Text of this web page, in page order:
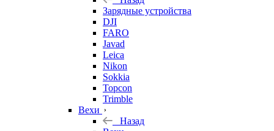
Зарядные устройства
DJI
FARO
Javad
Leica
Nikon
Sokkia
Topcon
Trimble
Вехи
Назад